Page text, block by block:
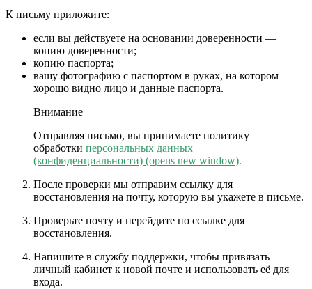
К письму приложите:
если вы действуете на основании доверенности —
копию доверенности;
копию паспорта;
вашу фотографию с паспортом в руках, на котором
хорошо видно лицо и данные паспорта.
Внимание
Отправляя письмо, вы принимаете политику
обработки персональных данных
(конфиденциальности) (opens new window).
После проверки мы отправим ссылку для
восстановления на почту, которую вы укажете в письме.
Проверьте почту и перейдите по ссылке для
восстановления.
Напишите в службу поддержки, чтобы привязать
личный кабинет к новой почте и использовать её для
входа.